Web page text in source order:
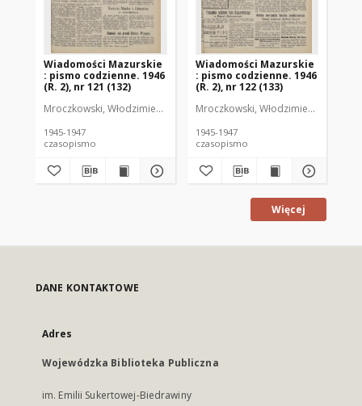
Wiadomości Mazurskie
: pismo codzienne. 1946
(R. 2), nr 121 (132)
Mroczkowski, Włodzimierz (1902-1971). Redaktor
1945-1947
czasopismo
Wiadomości Mazurskie
: pismo codzienne. 1946
(R. 2), nr 122 (133)
Mroczkowski, Włodzimierz (1902-
1945-1947
czasopismo
Więcej
DANE KONTAKTOWE
Adres
Wojewódzka Biblioteka Publiczna
im. Emilii Sukertowej-Biedrawiny